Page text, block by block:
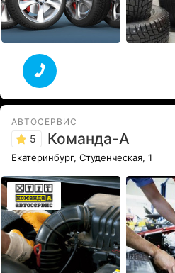
АВТОСЕРВИС
5 Команда-А
Екатеринбург, Студенческая, 1